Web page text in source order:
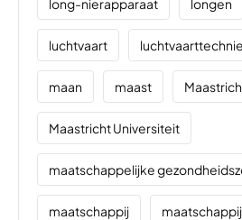
long-nierapparaat longen
luchtvaart
maan maast
Maastricht Universiteit
maatschappelijke
maatschappij